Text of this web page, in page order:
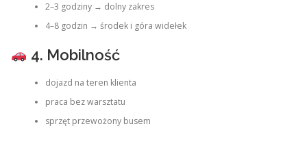
2–3 godziny → dolny zakres
4–8 godzin → środek i góra widełek
4. Mobilność
dojazd na teren klienta
praca bez warsztatu
sprzęt przewożony busem